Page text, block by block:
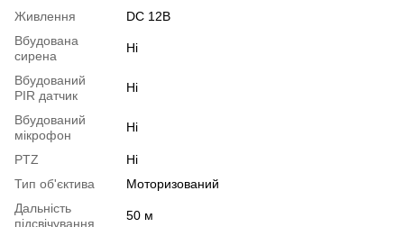
Живлення
DC 12В
Вбудована
сирена
Ні
Вбудований
PIR датчик
Ні
Вбудований
мікрофон
Ні
PTZ
Ні
Тип об'єктива
Моторизований
Дальність
підсвічування
50 м